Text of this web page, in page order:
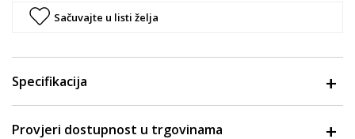
Sačuvajte u listi želja
Specifikacija
Provjeri dostupnost u trgovinama